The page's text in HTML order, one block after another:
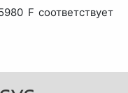
F соответствует